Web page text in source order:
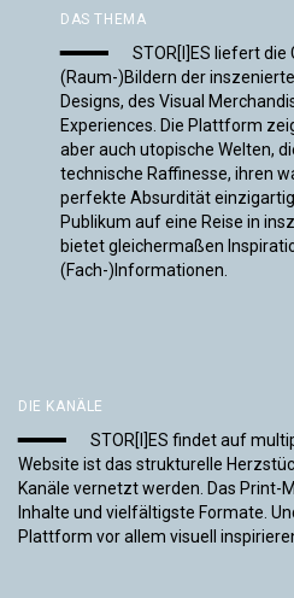
DAS THEMA
STOR[I]ES liefert
(Raum-)Bildern der
Designs, des Visual
Experiences. Die Plattform
aber auch utopische Welten,
technische Raffinesse, ihren
perfekte Absurdität
Publikum auf eine Reise in
bietet gleichermaßen
(Fach-)Informationen.
DIE KANÄLE
STOR[I]ES findet auf
Website ist das strukturelle
Kanäle vernetzt werden. Das
Inhalte und vielfältigste Formate.
Plattform vor allem visuell